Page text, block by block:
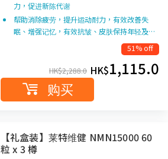
力，促进新陈代谢
帮助消除疲劳，提升运动耐力，有效改善失
眠、增强记忆，有效抗皱、皮肤保持年轻及…
51% off
HK$2,288.0 HK$1,115.0
购买
【礼盒装】莱特维健 NMN15000 60
粒 x 3 樽